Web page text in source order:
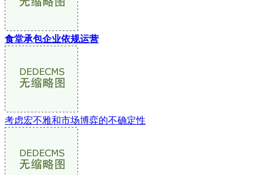
食堂承包企业依规运营
考虑宏不雅和市场博弈的不确定性